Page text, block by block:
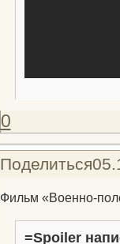
0
Поделиться
Фильм «Военно-
=Spoiler